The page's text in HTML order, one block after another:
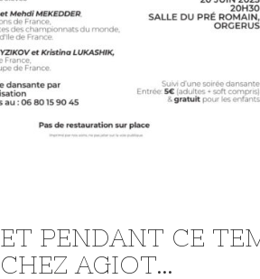
ET PENDANT CE
CHEZ AGIOT…